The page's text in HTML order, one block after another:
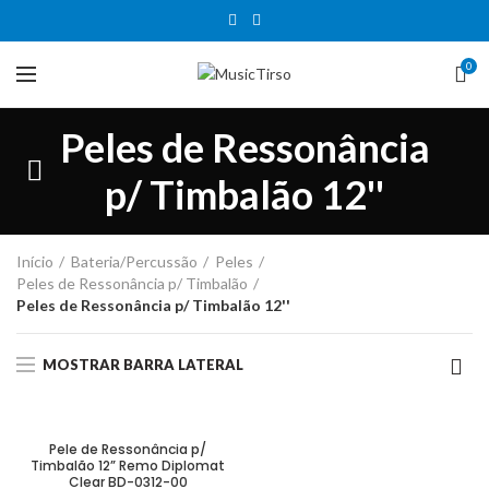
0
Peles de Ressonância
p/ Timbalão 12''
Início Bateria/Percussão
Peles
Peles de Ressonância p/ Timbalão
Peles de Ressonância p/ Timbalão 12''
MOSTRAR BARRA LATERAL
Pele de Ressonância p/
Timbalão 12” Remo Diplomat
Clear BD-0312-00